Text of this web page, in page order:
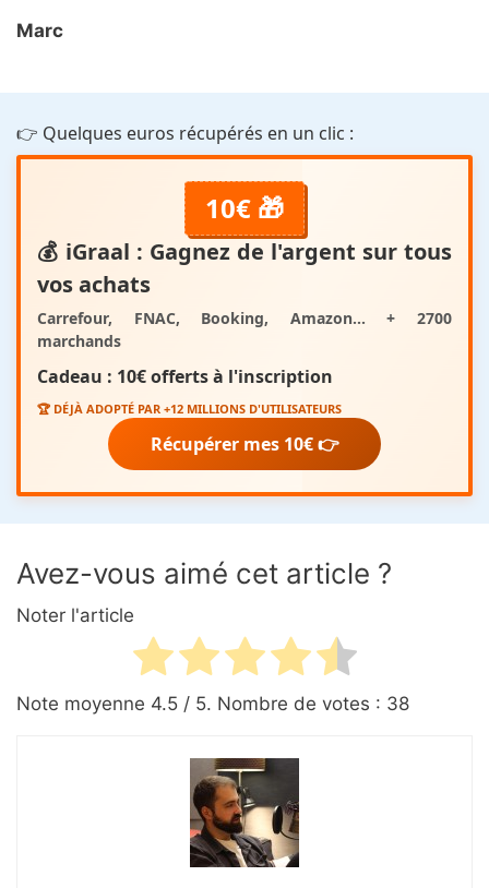
Marc
👉 Quelques euros récupérés en un clic :
10€ 🎁
💰 iGraal : Gagnez de l'argent sur tous
vos achats
Carrefour, FNAC, Booking, Amazon... + 2700
marchands
Cadeau : 10€ offertsà l'inscription
🏆 DÉJÀ ADOPTÉ PAR +12 MILLIONS D'UTILISATEURS
Récupérer mes 10€ 👉
Avez-vous aimé cet article ?
Noter l'article
Note moyenne 4.5 / 5. Nombre de votes : 38